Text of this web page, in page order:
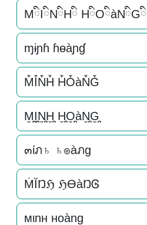
MིIིNིHི HིOིàNིGི
ɱɨɲɦ ɦɵàɲɠ
M͒I͒N͒H͒ H͒O͒àN͒G͒
M̬̤̯I̬̤̯N̬̤̯H̬̤̯ H̬̤̯O̬̤̯àN̬̤̯G̬̤̯
๓ίภ♄ ♄๏àภg
ṀĬŊℌ ℌƟàŊᎶ
мιnн нoàng